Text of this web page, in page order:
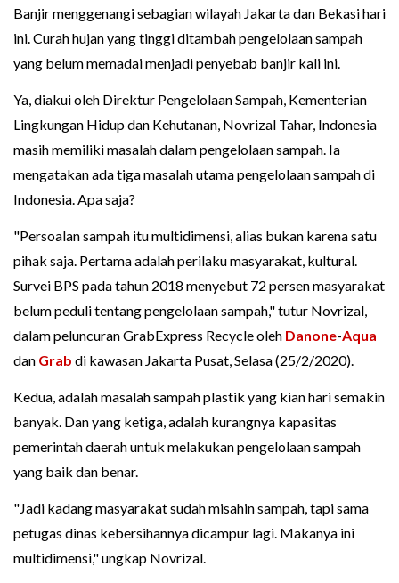
Banjir menggenangi sebagian wilayah Jakarta dan Bekasi hari
ini. Curah hujan yang tinggi ditambah pengelolaan sampah
yang belum memadai menjadi penyebab banjir kali ini.
Ya, diakui oleh Direktur Pengelolaan Sampah, Kementerian
Lingkungan Hidup dan Kehutanan, Novrizal Tahar, Indonesia
masih memiliki masalah dalam pengelolaan sampah. Ia
mengatakan ada tiga masalah utama pengelolaan sampah di
Indonesia. Apa saja?
"Persoalan sampah itu multidimensi, alias bukan karena satu
pihak saja. Pertama adalah perilaku masyarakat, kultural.
Survei BPS pada tahun 2018 menyebut 72 persen masyarakat
belum peduli tentang pengelolaan sampah," tutur Novrizal,
dalam peluncuran GrabExpress Recycle oleh Danone-Aqua
dan Grab di kawasan Jakarta Pusat, Selasa (25/2/2020).
Kedua, adalah masalah sampah plastik yang kian hari semakin
banyak. Dan yang ketiga, adalah kurangnya kapasitas
pemerintah daerah untuk melakukan pengelolaan sampah
yang baik dan benar.
"Jadi kadang masyarakat sudah misahin sampah, tapi sama
petugas dinas kebersihannya dicampur lagi. Makanya ini
multidimensi," ungkap Novrizal.